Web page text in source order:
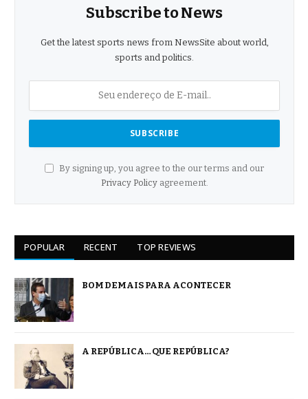
Subscribe to News
Get the latest sports news from NewsSite about world,
sports and politics.
By signing up, you agree to the our terms and our
Privacy Policyagreement.
POPULAR RECENT TOP REVIEWS
BOM DEMAIS PARA ACONTECER
A REPÚBLICA… QUE REPÚBLICA?